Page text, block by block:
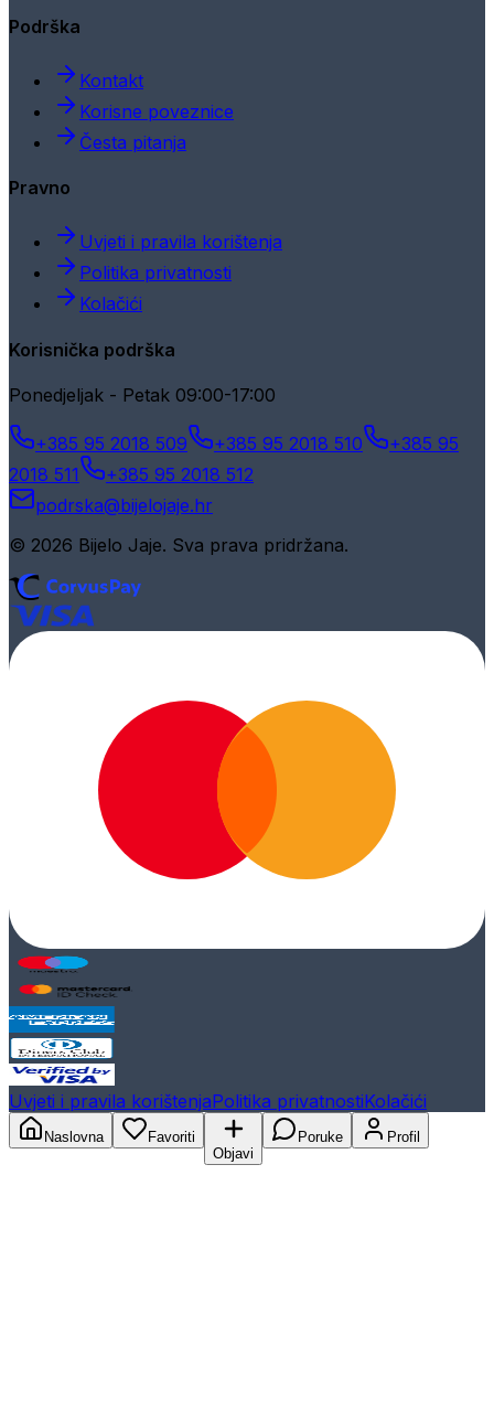
Podrška
Kontakt
Korisne poveznice
Česta pitanja
Pravno
Uvjeti i pravila korištenja
Politika privatnosti
Kolačići
Korisnička podrška
Ponedjeljak - Petak 09:00-17:00
+385 95 2018 509 +385 95 2018 510
+385 95
2018 511
+385 95 2018 512
podrska@bijelojaje.hr
© 2026 Bijelo Jaje. Sva prava pridržana.
Uvjeti i pravila korištenjaPolitika privatnostiKolačići
Naslovna
Favoriti
Objavi
Poruke Profil